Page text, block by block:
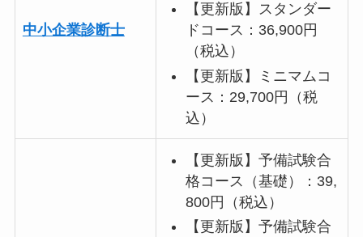
中小企業診断士
【更新版】スタンダー
ドコース：36,900円
（税込）
【更新版】ミニマムコ
ース：29,700円（税
込）
【更新版】予備試験合
格コース（基礎）：39,
800円（税込）
【更新版】予備試験合